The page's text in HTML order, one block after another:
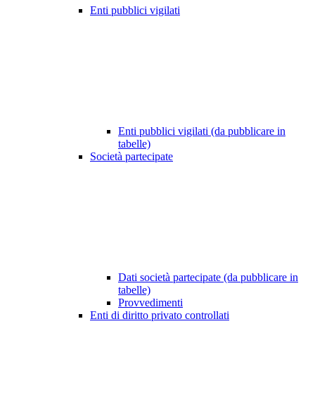
Enti pubblici vigilati
Enti pubblici vigilati (da pubblicare in
tabelle)
Società partecipate
Dati società partecipate (da pubblicare in
tabelle)
Provvedimenti
Enti di diritto privato controllati